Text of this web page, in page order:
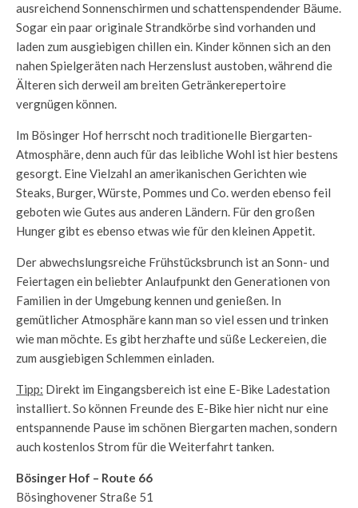
ausreichend Sonnenschirmen und schattenspendender Bäume.
Sogar ein paar originale Strandkörbe sind vorhanden und
laden zum ausgiebigen chillen ein. Kinder können sich an den
nahen Spielgeräten nach Herzenslust austoben, während die
Älteren sich derweil am breiten Getränkerepertoire
vergnügen können.
Im Bösinger Hof herrscht noch traditionelle Biergarten-
Atmosphäre, denn auch für das leibliche Wohl ist hier bestens
gesorgt. Eine Vielzahl an amerikanischen Gerichten wie
Steaks, Burger, Würste, Pommes und Co. werden ebenso feil
geboten wie Gutes aus anderen Ländern. Für den großen
Hunger gibt es ebenso etwas wie für den kleinen Appetit.
Der abwechslungsreiche Frühstücksbrunch ist an Sonn- und
Feiertagen ein beliebter Anlaufpunkt den Generationen von
Familien in der Umgebung kennen und genießen. In
gemütlicher Atmosphäre kann man so viel essen und trinken
wie man möchte. Es gibt herzhafte und süße Leckereien, die
zum ausgiebigen Schlemmen einladen.
Tipp: Direkt im Eingangsbereich ist eine E-Bike Ladestation
installiert. So können Freunde des E-Bike hier nicht nur eine
entspannende Pause im schönen Biergarten machen, sondern
auch kostenlos Strom für die Weiterfahrt tanken.
Bösinger Hof – Route 66
Bösinghovener Straße 51